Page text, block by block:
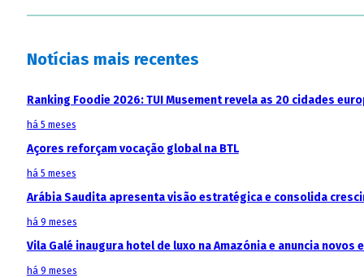
Notícias mais recentes
Ranking Foodie 2026: TUI Musement revela as 20 cidades
há 5 meses
Açores reforçam vocação global na BTL
há 5 meses
Arábia Saudita apresenta visão estratégica e consolida
há 9 meses
Vila Galé inaugura hotel de luxo na Amazónia e anuncia
há 9 meses